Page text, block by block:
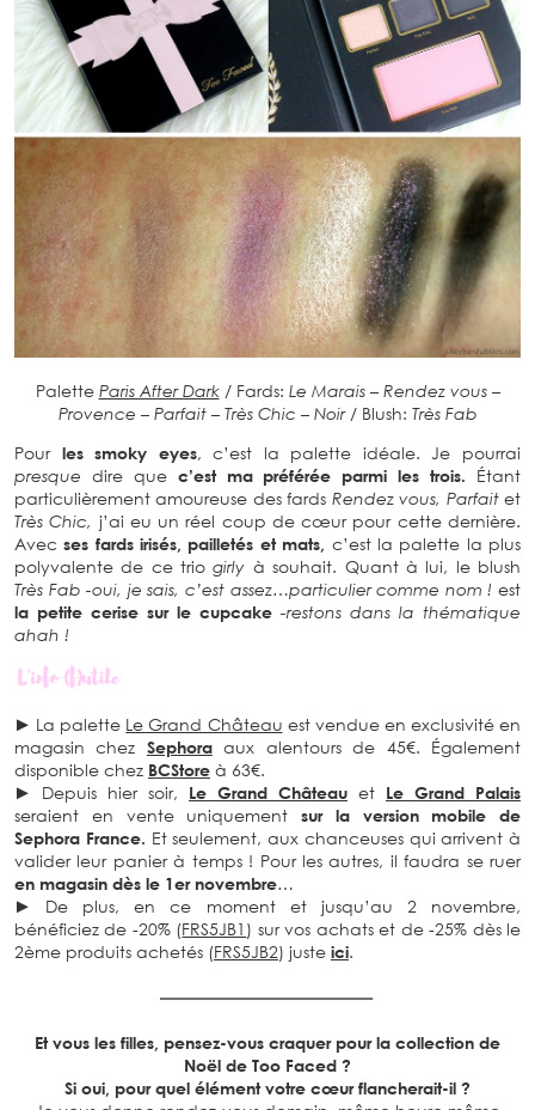
Palette Paris After Dark/ Fards: Le Marais – Rendez vous –
Provence – Parfait – Très Chic – Noir/ Blush: Très Fab
Pour les smoky eyes, c’est la palette idéale. Je pourrai
presque dire que c’est ma préférée parmi les trois. Étant
particulièrement amoureuse des fards Rendez vous, Parfaitet
Très Chic, j’ai eu un réel coup de cœur pour cette dernière.
Avecses fards irisés, pailletés et mats, c’est la palette la plus
polyvalente de ce triogirly à souhait. Quant à lui, le blush
Très Fab -oui, je sais, c’est assez…particulier comme nom ! est
la petite cerise sur le cupcake -restons dans la thématique
ahah !
► La palette Le Grand Château est vendue en exclusivité en
magasin chez Sephoraaux alentours de 45€. Également
disponible chez BCStore à 63€.
► Depuis hier soir, Le Grand Château et Le Grand Palais
seraient en vente uniquement sur la version mobile de
Sephora France. Et seulement, aux chanceuses qui arrivent à
valider leur panier à temps ! Pour les autres, il faudra se ruer
en magasin dès le 1er novembre…
► De plus, en ce moment et jusqu’au 2 novembre,
bénéficiez de -20% (FRS5JB1 ) sur vos achats et de -25% dès le
2ème produits achetés (FRS5JB2) juste ici.
Et vous les filles, pensez-vous craquer pour la collection de
Noël de Too Faced ?
Si oui, pour quel élément votre cœur flancherait-il ?